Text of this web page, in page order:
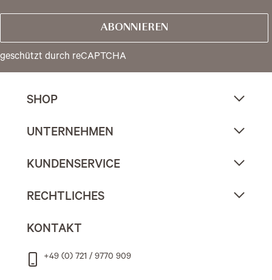
ABONNIEREN
geschützt durch reCAPTCHA
SHOP
UNTERNEHMEN
KUNDENSERVICE
RECHTLICHES
KONTAKT
+49 (0) 721 / 9770 909